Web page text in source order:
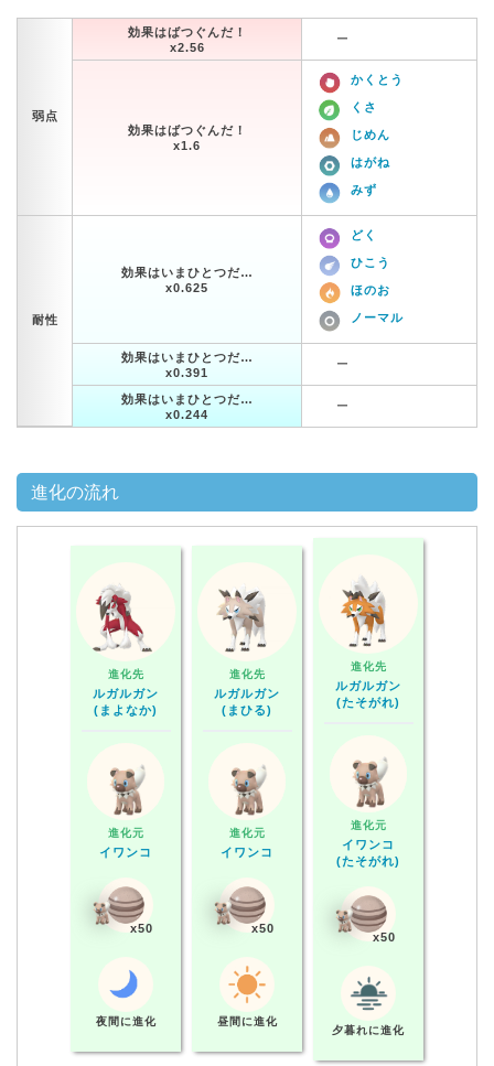
弱点
効果はばつぐんだ！
x2.56
ー
効果はばつぐんだ！
x1.6
かくとう
くさ
じめん
はがね
みず
耐性
効果はいまひとつだ…
x0.625
どく
ひこう
ほのお
ノーマル
効果はいまひとつだ…
x0.391
ー
効果はいまひとつだ…
x0.244
ー
進化の流れ
(まよなか)" widt
h="80" height
n-b10 backyell
ow" style="bor
der-radius:5
0%;transform:
scale(1.2);" />
進化先
ルガルガン
(まよなか)
進化元
イワンコ
x50
夜間に進化
(まひる)" width
="80" height="8
b10 backyello
w" style="bord
er-radius:50%;t
ransform: scal
e(1.2);" />
進化先
ルガルガン
(まひる)
進化元
イワンコ
x50
昼間に進化
(たそがれ)" widt
h="80" height
n-b10 backyell
ow" style="bor
der-radius:5
0%;transform:
scale(1.2);" />
進化先
ルガルガン
(たそがれ)
進化元
イワンコ
(たそがれ)
x50
夕暮れに進化